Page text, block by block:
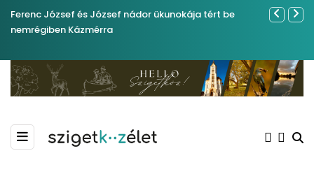
Ferenc József és József nádor ükunokája tért be
nemrégiben Kázmérra
Sose